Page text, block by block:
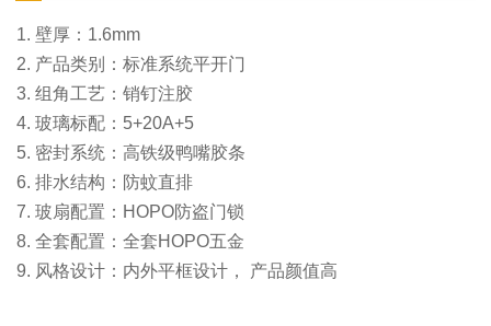
壁厚：1.6mm
产品类别：标准系统平开门
组角工艺：销钉注胶
玻璃标配：5+20A+5
密封系统：高铁级鸭嘴胶条
排水结构：防蚊直排
玻扇配置：HOPO防盗门锁
全套配置：全套HOPO五金
风格设计：内外平框设计， 产品颜值高